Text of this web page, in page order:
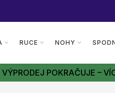
RUCE NOHY
POKRAČUJE –